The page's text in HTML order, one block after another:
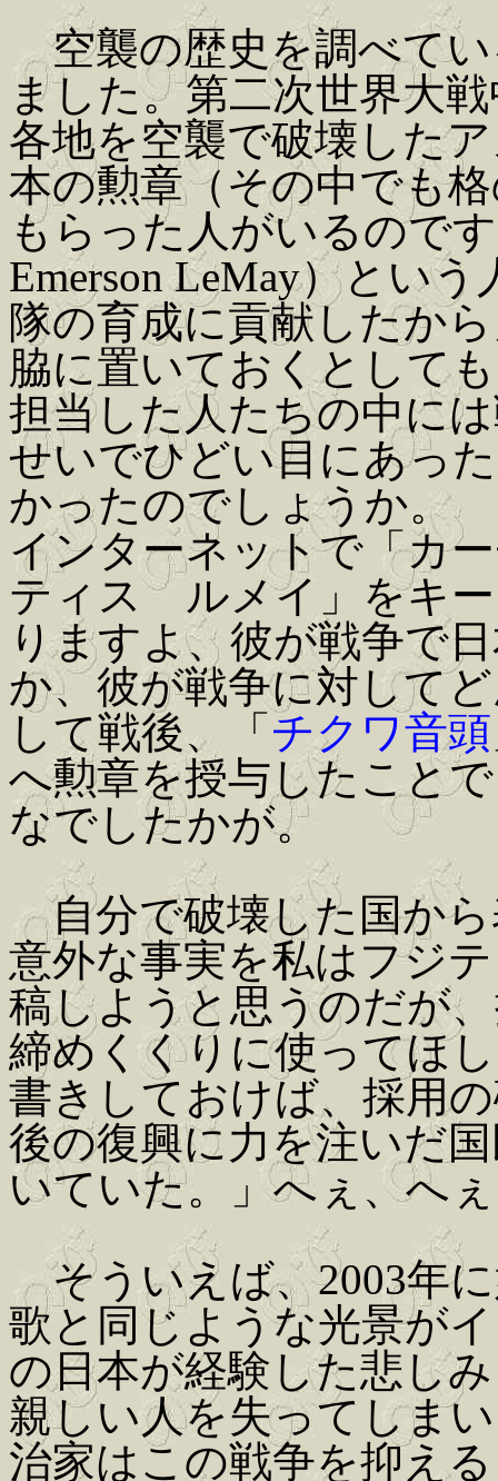
空襲の歴史を調べて
ました。第二次世界大
各地を空襲で破壊した
本の勲章（その中でも
もらった人がいるので
Emerson LeMay）とい
隊の育成に貢献したか
脇に置いておくとして
担当した人たちの中に
せいでひどい目にあっ
かったのでしょうか。
インターネットで「カ
ティス ルメイ」をキ
りますよ、彼が戦争で
か、彼が戦争に対して
して戦後、「 チクワ音頭
へ勲章を授与したこと
なでしたかが。
自分で破壊した国から
意外な事実を私はフジ
稿しようと思うのだが
締めくくりに使ってほ
書きしておけば、採用
後の復興に力を注いだ
いていた。」へぇ、へ
そういえば、2003年
歌と同じような光景が
の日本が経験した悲し
親しい人を失ってしま
治家はこの戦争を抑え